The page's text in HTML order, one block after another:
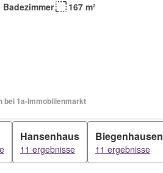
Badezimmer 167 m²
bei 1a-Immobilienmarkt
Hansenhaus
11 ergebnisse
Biegenhausen
11 ergebnisse